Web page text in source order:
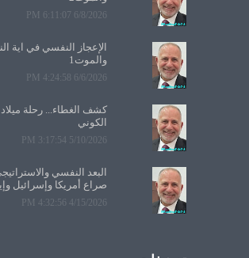
6/8/2026 6:11:07 PM
الإعجاز النفسي في آية
والموت1
6/6/2026 4:24:58 PM
كشف الغطاء... رحلة
الكوني
5/10/2026 3:17:54 PM
البعد النفسي
صراع أمريكا وإسرائيل
4/15/2026 4:32:56 PM